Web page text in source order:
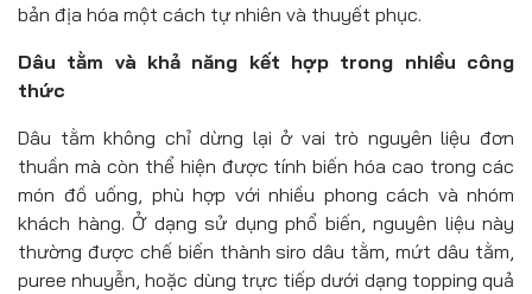
bản địa hóa một cách tự nhiên và thuyết phục.
Dâu tằm và khả năng kết hợp trong nhiều công
thức
Dâu tằm không chỉ dừng lại ở vai trò nguyên liệu đơn
thuần mà còn thể hiện được tính biến hóa cao trong các
món đồ uống, phù hợp với nhiều phong cách và nhóm
khách hàng. Ở dạng sử dụng phổ biến, nguyên liệu này
thường được chế biến thành siro dâu tằm, mứt dâu tằm,
puree nhuyễn, hoặc dùng trực tiếp dưới dạng topping quả